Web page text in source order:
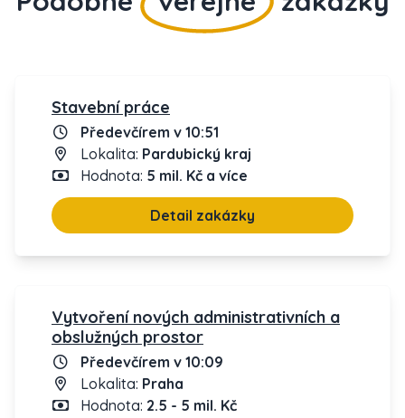
Stavební práce
Předevčírem v 10:51
Lokalita: Pardubický kraj
Hodnota: 5 mil. Kč a více
Detail zakázky
Vytvoření nových administrativních a
obslužných prostor
Předevčírem v 10:09
Lokalita: Praha
Hodnota: 2.5 - 5 mil. Kč